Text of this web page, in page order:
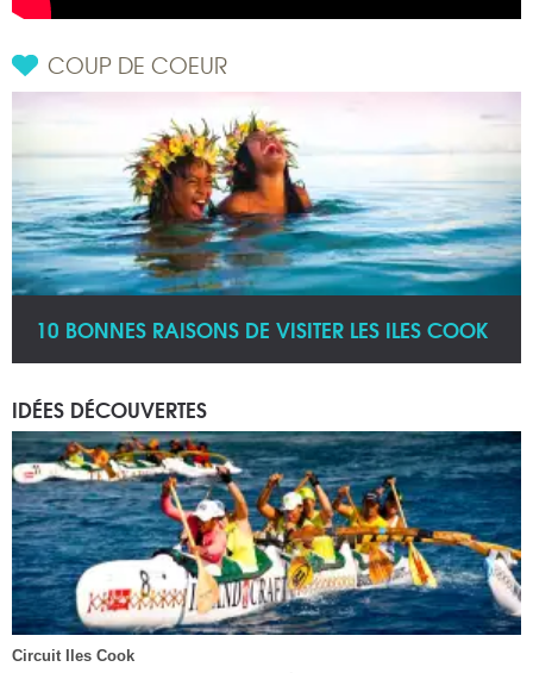
COUP DE COEUR
10 BONNES RAISONS DE VISITER LES ILES COOK
IDÉES DÉCOUVERTES
Circuit Iles Cook